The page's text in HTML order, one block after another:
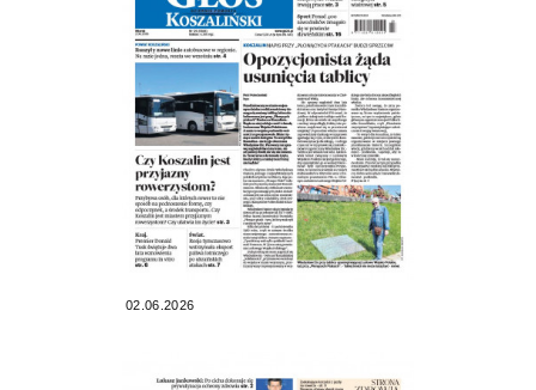
02.06.2026